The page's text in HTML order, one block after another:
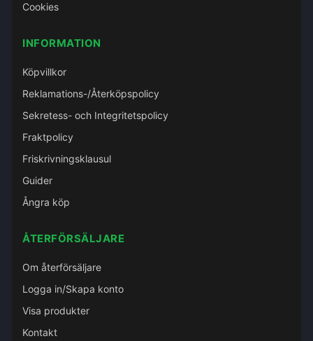
Cookies
INFORMATION
Köpvillkor
Reklamations-/Återköpspolicy
Sekretess- och Integritetspolicy
Fraktpolicy
Friskrivningsklausul
Guider
Ångra köp
ÅTERFÖRSÄLJARE
Om återförsäljare
Logga in/Skapa konto
Visa produkter
Kontakt